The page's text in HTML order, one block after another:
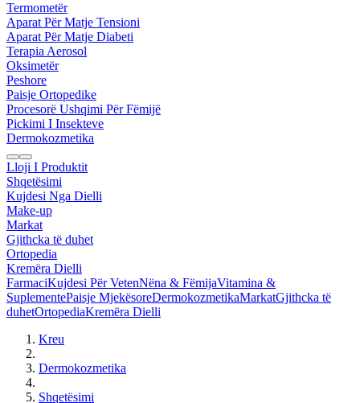
Termometër
Aparat Për Matje Tensioni
Aparat Për Matje Diabeti
Terapia Aerosol
Oksimetër
Peshore
Paisje Ortopedike
Procesorë Ushqimi Për Fëmijë
Pickimi I Insekteve
Dermokozmetika
Lloji I Produktit
Shqetësimi
Kujdesi Nga Dielli
Make-up
Markat
Gjithcka të duhet
Ortopedia
Kremëra Dielli
FarmaciKujdesi Për VetenNëna & FëmijaVitamina &
SuplementePaisje MjekësoreDermokozmetikaMarkatGjithcka të
duhetOrtopediaKremëra Dielli
Kreu
Dermokozmetika
Shqetësimi